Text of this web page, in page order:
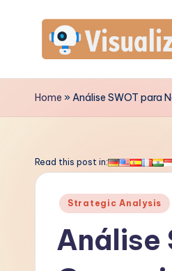
contentV
is
a
Home »Análise SWOT para
Read this post in:
Posted
Strategic Analysis
Análise